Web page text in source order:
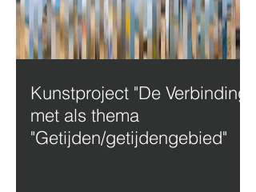
Kunstproject "De Verbinding"
met als thema
"Getijden/getijdengebied"